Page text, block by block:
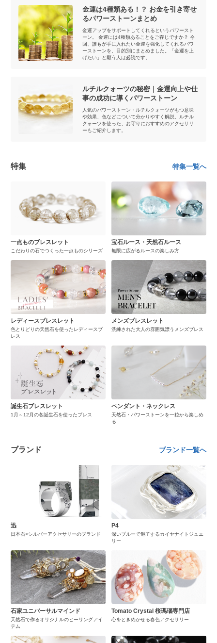
金運は4種類ある！？ お金を引き寄せ
るパワーストーンまとめ
金運アップをサポートしてくれるというパワースト
ーン。 金運には4種類あることをご存じですか？ 今
回、誰もが手に入れたい金運を強化してくれるパワ
ーストーンを、目的別にまとめました。「金運を上
げたい」と願う人は必読です。
ルチルクォーツの秘密｜金運向上や仕
事の成功に導くパワーストーン
人気のパワーストーン・ルチルクォーツがもつ意味
や効果、色などについて分かりやすく解説。ルチル
クォーツを使った、お守りにおすすめのアクセサリ
ーもご紹介します。
特集 特集一覧へ
一点ものブレスレット
こだわりの石でつくった一点ものシリーズ
宝石ルース・天然石ルース
無限に広がるルースの楽しみ方
レディースブレスレット
色とりどりの天然石を使ったレディースブ
レス
メンズブレスレット
洗練された大人の雰囲気漂うメンズブレス
誕生石ブレスレット
1月～12月の各誕生石を使ったブレス
ペンダント・ネックレス
天然石・パワーストーンを一粒から楽しめ
る
ブランド ブランド一覧へ
迅
日本石×シルバーアクセサリーのブランド
P4
深いブルーで魅了するカイヤナイトジュエ
リー
石家ユニバーサルマインド
天然石で作るオリジナルのヒーリングアイ
テム
Tomato Crystal 桜瑪瑙専門店
心をときめかせる春色アクセサリー